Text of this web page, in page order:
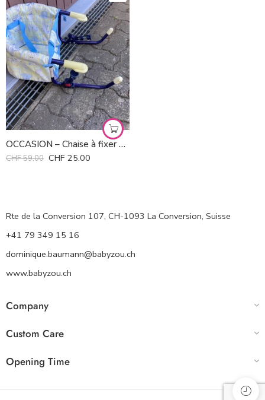
OCCASION – Chaise à fixer à la table
CHF59.00 CHF 25.00
Rte de la Conversion 107, CH-1093 La Conversion, Suisse
+41 79 349 15 16
dominique.baumann@babyzou.ch
www.babyzou.ch
Company
Custom Care
Opening Time